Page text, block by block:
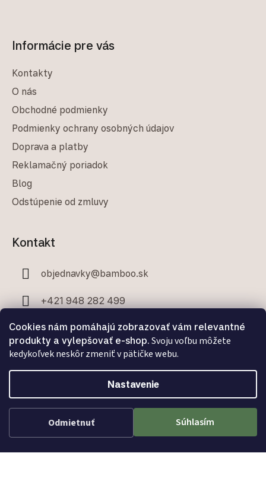
Cookies nám pomáhajú zobrazovať vám relevantné
produkty a vylepšovať e-shop. Svoju voľbu môžete
kedykoľvek neskôr zmeniť v pätičke webu.
Nastavenie
Odmietnuť Súhlasím
Informácie pre vás
Kontakty
O nás
Obchodné podmienky
Podmienky ochrany osobných údajov
Doprava a platby
Reklamačný poriadok
Blog
Odstúpenie od zmluvy
Kontakt
objednavky@bamboo.sk
+421 948 282 499
+421 907 706 329
Facebook